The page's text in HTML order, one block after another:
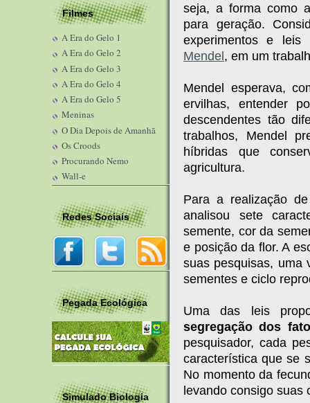
Filmes
A Era do Gelo 1
A Era do Gelo 2
A Era do Gelo 3
A Era do Gelo 4
A Era do Gelo 5
Meninas
O Dia Depois de Amanhã
Os Croods
Procurando Nemo
Wall-e
Redes Sociais
Pegada Ecológica
Simulado Biologia
seja, a forma como
para geração.
experimentos e
Mendel, em um
Mendel esperava,
ervilhas, entender
descendentes tão
trabalhos, Mendel
híbridas que
agricultura.
Para a realização
analisou sete
semente, cor da
e posição da flor. A
suas pesquisas, uma
sementes e ciclo
Uma das leis
segregação dos
pesquisador, cada
característica que se
No momento da
levando consigo suas